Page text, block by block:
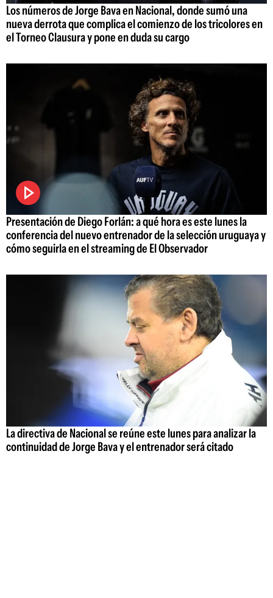
Los números de Jorge Bava en Nacional, donde sumó una
nueva derrota que complica el comienzo de los tricolores en
el Torneo Clausura y pone en duda su cargo
Presentación de Diego Forlán: a qué hora es este lunes la
conferencia del nuevo entrenador de la selección uruguaya y
cómo seguirla en el streaming de El Observador
La directiva de Nacional se reúne este lunes para analizar la
continuidad de Jorge Bava y el entrenador será citado